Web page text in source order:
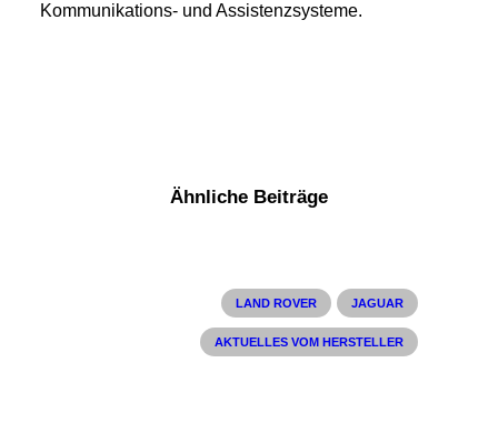
Kommunikations- und Assistenzsysteme.
Ähnliche Beiträge
LAND ROVER JAGUAR
AKTUELLES VOM HERSTELLER